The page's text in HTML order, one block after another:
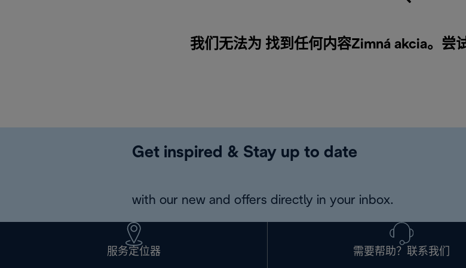
我们无法为 找到任何内容Zimná akcia。尝
Get inspired & Stay up to date
with our new and offers directly in your inbox.
服务定位器 需要帮助？联系我们